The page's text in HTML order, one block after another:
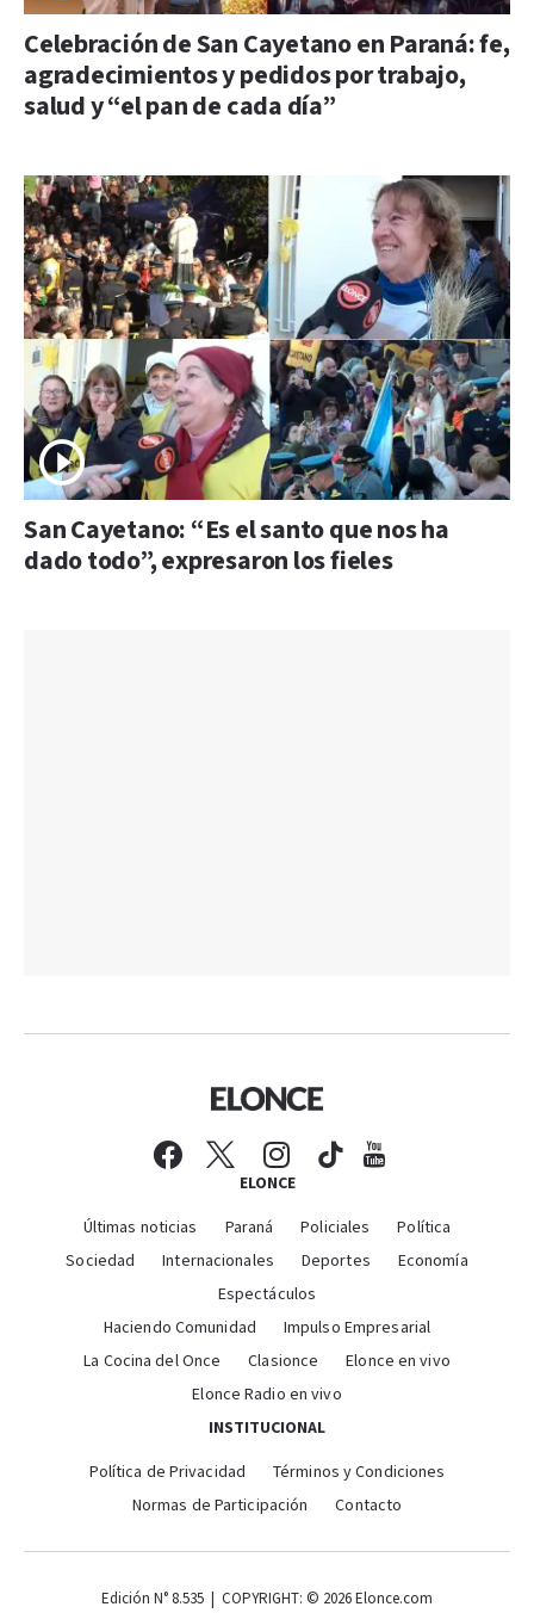
Celebración de San Cayetano en Paraná: fe,
agradecimientos y pedidos por trabajo,
salud y “el pan de cada día”
San Cayetano: “Es el santo que nos ha
dado todo”, expresaron los fieles
ELONCE
Últimas noticias Paraná Policiales
Política
Sociedad
Internacionales Deportes
Economía
Espectáculos
Haciendo Comunidad
Impulso Empresarial
La Cocina del Once
Clasionce
Elonce en vivo
Elonce Radio en vivo
INSTITUCIONAL
Política de Privacidad
Términos y Condiciones
Normas de Participación
Contacto
Edición N° 8.535 | COPYRIGHT: © 2026 Elonce.com